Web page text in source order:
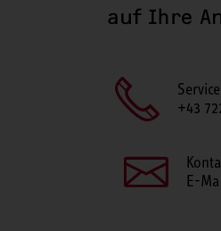
auf Ihre
+43
E-